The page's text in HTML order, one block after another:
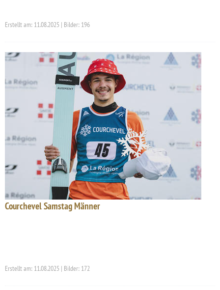
Erstellt am: 11.08.2025 | Bilder: 196
Courchevel Samstag Männer
Erstellt am: 11.08.2025 | Bilder: 172